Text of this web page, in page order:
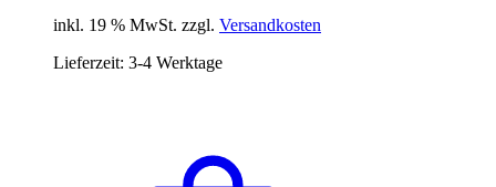
inkl. 19 % MwSt. zzgl. Versandkosten
Lieferzeit: 3-4 Werktage